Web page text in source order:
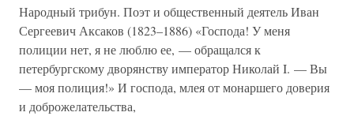
Народный трибун. Поэт и общественный деятель Иван
Сергеевич Аксаков (1823–1886) «Господа! У меня
полиции нет, я не люблю ее, — обращался к
петербургскому дворянству император Николай I. — Вы
— моя полиция!» И господа, млея от монаршего доверия
и доброжелательства,